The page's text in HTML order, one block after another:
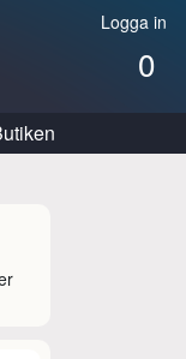
Logga in
0